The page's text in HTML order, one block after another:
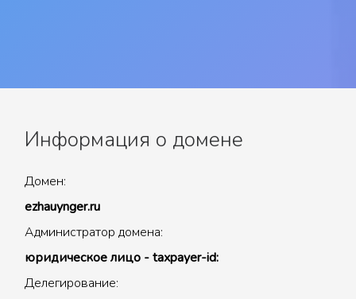
Информация о домене
Домен:
ezhauynger.ru
Администратор домена:
юридическое лицо - taxpayer-id:
Делегирование: